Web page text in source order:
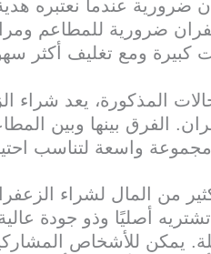
ضرورية عندما نعتبره
ضرورية للمطاعم
كبيرة ومع تغليف أكثر
المذكورة، يعد شراء
الفرق بينها وبين
مجموعة واسعة لتناسب
من المال لشراء
تشتريه أصليًا وذو جودة
يمكن للأشخاص